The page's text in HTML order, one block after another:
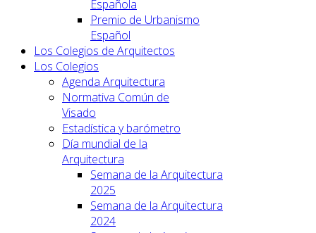
Española
Premio de Urbanismo
Español
Los Colegios de Arquitectos
Los Colegios
Agenda Arquitectura
Normativa Común de
Visado
Estadística y barómetro
Día mundial de la
Arquitectura
Semana de la Arquitectura
2025
Semana de la Arquitectura
2024